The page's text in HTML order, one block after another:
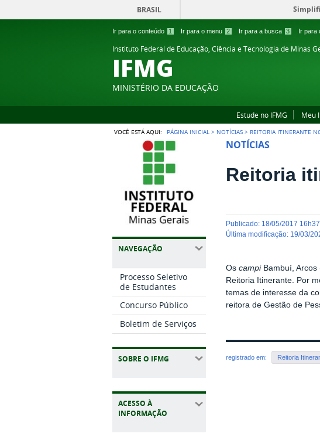
Ir para o conteúdo 1 Ir para o menu 2 Ir para a busca 3 Ir para
BRASIL
Instituto Federal de Educação, Ciência e Tecnologia de Minas
IFMG
MINISTÉRIO DA EDUCAÇÃO
Estude no IFMG Meu
VOCÊ ESTÁ AQUI: PÁGINA INICIAL > NOTÍCIAS > REITORIA ITINERANTE
NAVEGAÇÃO
Processo Seletivo
de Estudantes
Concurso Público
Boletim de Serviços
SOBRE O IFMG
ACESSO À
INFORMAÇÃO
NOTÍCIAS
Reitoria
publicado: 18/05/2017 16h37
última modificação: 19/03/
OscampiBambuí, Arcos
Reitoria Itinerante. Por
temas de interesse da
reitora de Gestão de
registrado em: Reitoria